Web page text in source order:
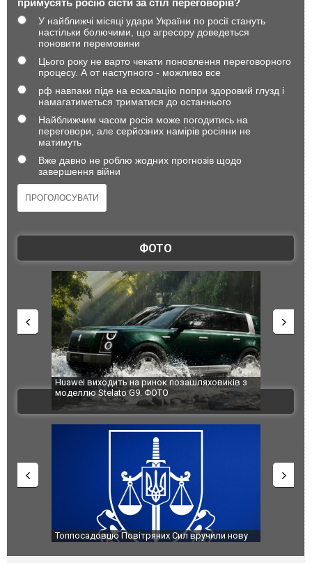
примусять росію сісти за стіл переговорів?
У найближчі місяці удари України по росії стануть
настільки болючими, що агресору доведеться
поновити перемовини
Цього року не варто чекати поновлення переговорного
процесу. А от наступного - можливо все
рф навпаки піде на ескалацію попри здоровий глузд і
намагатиметься триматися до останнього
Найближчим часом росія може погодитись на
переговори, але серйозних намірів росіяни не
матимуть
Вже давно не роблю жодних прогнозів щодо
завершення війни
ФОТО
Huawei виходить на ринок позашляховиків з
моделлю Stelato G9. ФОТО
Росія
ВІДЕО
Топпосадовцю Повітряних Сил вручили нову
Сили
атаку.